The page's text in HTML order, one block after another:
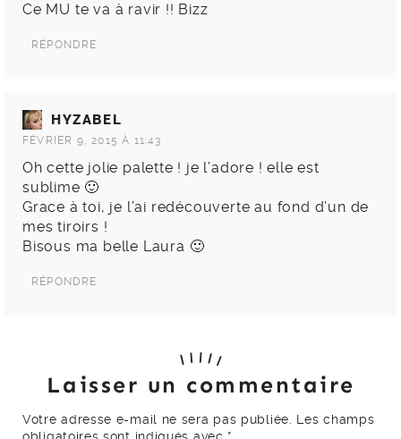
Ce MU te va à ravir !! Bizz
RÉPONDRE
HYZABEL
FÉVRIER 9, 2015 À 11:43
Oh cette jolie palette ! je l’adore ! elle est
sublime 🙂
Grace à toi, je l’ai redécouverte au fond d’un de
mes tiroirs !
Bisous ma belle Laura 🙂
RÉPONDRE
Laisser un commentaire
Votre adresse e-mail ne sera pas publiée.
Les champs